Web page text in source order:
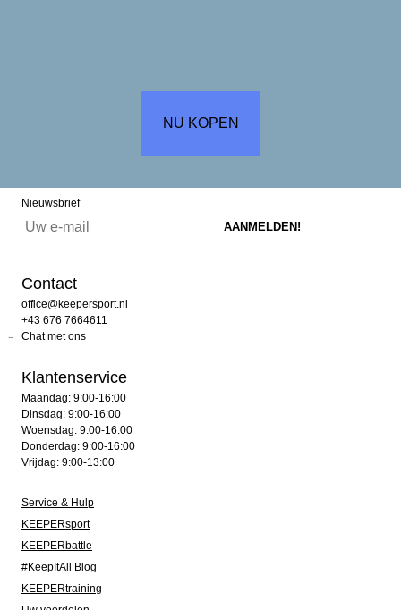
NU KOPEN
Nieuwsbrief
Contact
office@keepersport.nl
+43 676 7664611
Chat met ons
Klantenservice
Maandag: 9:00-16:00
Dinsdag: 9:00-16:00
Woensdag: 9:00-16:00
Donderdag: 9:00-16:00
Vrijdag: 9:00-13:00
Service & Hulp
KEEPERsport
KEEPERbattle
#KeepItAll Blog
KEEPERtraining